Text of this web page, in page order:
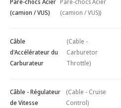
Pare-chocs Acier
(camion / VUS)
Pare-chocs Acier
(camion / VUS))
Câble
d'Accélérateur du
Carburateur
(Cable -
Carburetor
Throttle)
Câble - Régulateur
de Vitesse
(Cable - Cruise
Control)